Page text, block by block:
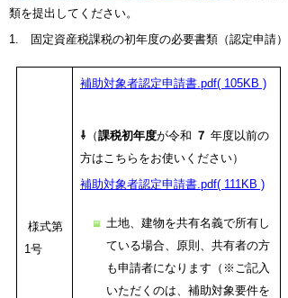
類を提出してください。
1. 固定資産税課税の初年度の必要書類（認定申請）
様式第
1号
補助対象者認定申請書.pdf( 105KB )
⇩ （課税初年度が令和 ７ 年度以前の
方はこちらをお使いください）
補助対象者認定申請書.pdf( 111KB )
土地、建物を共有名義で所有し
ている場合、原則、共有者の方
も申請者になります（※ご記入
いただくのは、補助対象要件を